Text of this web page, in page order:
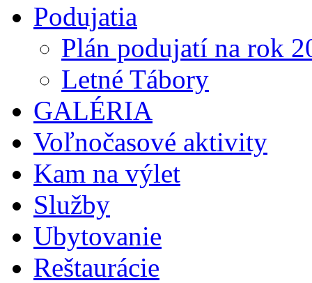
Podujatia
Plán podujatí na rok
Letné Tábory
GALÉRIA
Voľnočasové aktivity
Kam na výlet
Služby
Ubytovanie
Reštaurácie